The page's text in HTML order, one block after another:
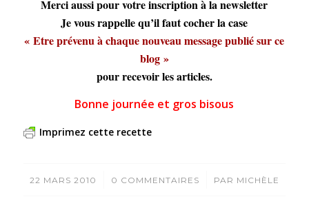
Merci aussi pour votre inscription à la newsletter
Je vous rappelle qu’il faut cocher la case
« Etre prévenu à chaque nouveau message publié sur ce
blog »
pour recevoir les articles.
Bonne journée et gros bisous
Imprimez cette recette
22 MARS 2010
/ 0 COMMENTAIRES
/ PAR MICHÈLE